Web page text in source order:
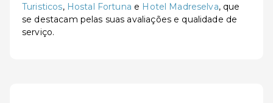
Turisticos, Hostal Fortuna e Hotel Madreselva, que
se destacam pelas suas avaliações e qualidade de
serviço.